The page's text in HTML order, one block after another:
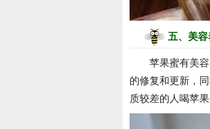
五、美容
苹果蜜有美
的修复和更新，
质较差的人喝苹